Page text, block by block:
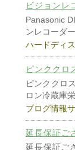
ビジョンレ
Panasonic
ンレコーダー
ハードディ
ピンククロ
ピンククロ
ロン冷蔵庫
ブログ情報
延長保証ご
延長保証ご